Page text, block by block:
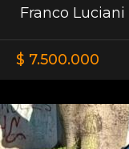
Franco Luciani
$ 7.500.000